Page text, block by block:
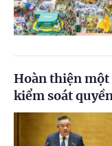
Hoàn thiện một
kiểm soát